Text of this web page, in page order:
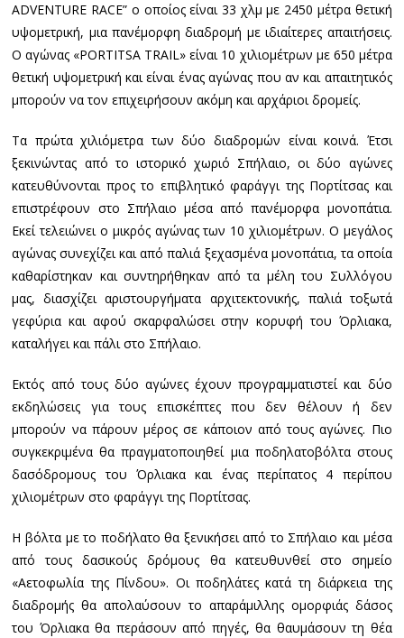
ADVENTURE RACE” ο οποίος είναι 33 χλμ με 2450 μέτρα θετική
υψομετρική, μια πανέμορφη διαδρομή με ιδιαίτερες απαιτήσεις.
Ο αγώνας «PORTITSA TRAIL» είναι 10 χιλιομέτρων με 650 μέτρα
θετική υψομετρική και είναι ένας αγώνας που αν και απαιτητικός
μπορούν να τον επιχειρήσουν ακόμη και αρχάριοι δρομείς.
Τα πρώτα χιλιόμετρα των δύο διαδρομών είναι κοινά. Έτσι
ξεκινώντας από το ιστορικό χωριό Σπήλαιο, οι δύο αγώνες
κατευθύνονται προς το επιβλητικό φαράγγι της Πορτίτσας και
επιστρέφουν στο Σπήλαιο μέσα από πανέμορφα μονοπάτια.
Εκεί τελειώνει ο μικρός αγώνας των 10 χιλιομέτρων. Ο μεγάλος
αγώνας συνεχίζει και από παλιά ξεχασμένα μονοπάτια, τα οποία
καθαρίστηκαν και συντηρήθηκαν από τα μέλη του Συλλόγου
μας, διασχίζει αριστουργήματα αρχιτεκτονικής, παλιά τοξωτά
γεφύρια και αφού σκαρφαλώσει στην κορυφή του Όρλιακα,
καταλήγει και πάλι στο Σπήλαιο.
Εκτός από τους δύο αγώνες έχουν προγραμματιστεί και δύο
εκδηλώσεις για τους επισκέπτες που δεν θέλουν ή δεν
μπορούν να πάρουν μέρος σε κάποιον από τους αγώνες. Πιο
συγκεκριμένα θα πραγματοποιηθεί μια ποδηλατοβόλτα στους
δασόδρομους του Όρλιακα και ένας περίπατος 4 περίπου
χιλιομέτρων στο φαράγγι της Πορτίτσας.
Η βόλτα με το ποδήλατο θα ξενικήσει από το Σπήλαιο και μέσα
από τους δασικούς δρόμους θα κατευθυνθεί στο σημείο
«Αετοφωλία της Πίνδου». Οι ποδηλάτες κατά τη διάρκεια της
διαδρομής θα απολαύσουν το απαράμιλλης ομορφιάς δάσος
του Όρλιακα θα περάσουν από πηγές, θα θαυμάσουν τη θέα